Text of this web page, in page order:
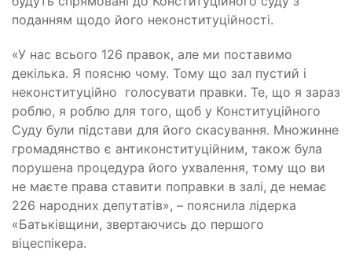
поданням щодо його неконституційності.
«У нас всього 126 правок, але ми поставимо
декілька. Я поясню чому. Тому що зал пустий і
неконституційно голосувати правки. Те, що я зараз
роблю, я роблю для того, щоб у Конституційного
Суду були підстави для його скасування. Множинне
громадянство є антиконституційним, також була
порушена процедура його ухвалення, тому що ви
не маєте права ставити поправки в залі, де немає
226 народних депутатів», – пояснила лідерка
«Батьківщини, звертаючись до першого
віцеспікера.